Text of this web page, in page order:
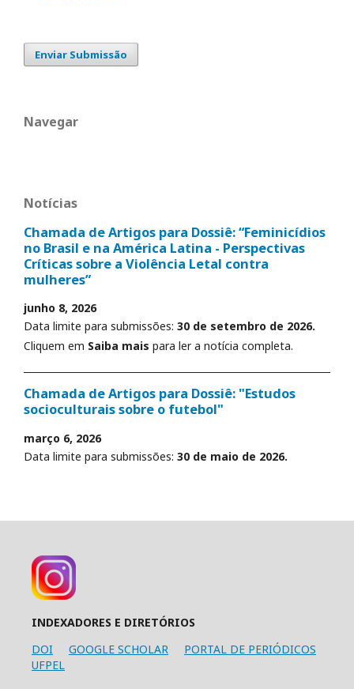
Enviar Submissão
Navegar
Notícias
Chamada de Artigos para Dossiê: “Feminicídios
no Brasil e na América Latina - Perspectivas
Críticas sobre a Violência Letal contra
mulheres”
junho 8, 2026
Data limite para submissões: 30 de setembro de 2026.
Cliquem em Saiba mais para ler a notícia completa.
Chamada de Artigos para Dossiê: "Estudos
socioculturais sobre o futebol"
março 6, 2026
Data limite para submissões: 30 de maio de 2026.
INDEXADORES E DIRETÓRIOS
DOI
GOOGLE SCHOLAR
PORTAL DE PERIÓDICOS
UFPEL